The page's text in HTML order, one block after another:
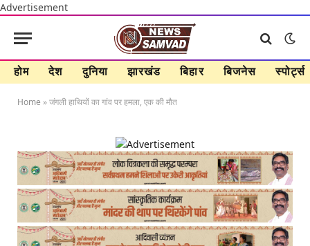
Advertisement
होम देश दुनिया झारखंड बिहार बिजनेस स्पोर्ट्स
Home »जंगली हाथियों का गांव पर हमला, एक की मौत